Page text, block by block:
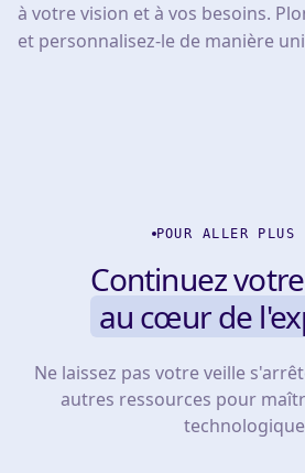
à votre vision et à vos besoins.
et personnalisez-le de manière
POUR ALLER PLUS
Continuez
au cœur de
Ne laissez pas votre veille
autres ressources pour